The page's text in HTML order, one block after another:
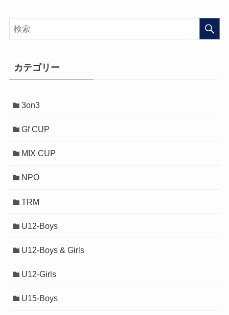
カテゴリー
3on3
Gf CUP
MIX CUP
NPO
TRM
U12-Boys
U12-Boys & Girls
U12-Girls
U15-Boys